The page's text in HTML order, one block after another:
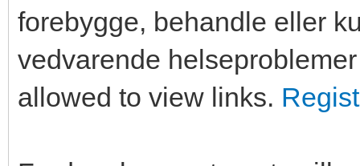
forebygge, behandle eller
vedvarende
allowed to view links.